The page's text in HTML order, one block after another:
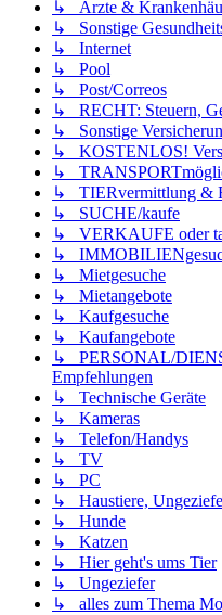
↳ Ärzte &
↳ Sonstige
↳ Internet
↳ Pool
↳ Post/Correos
↳ RECHT: Steuern,
↳ Sonstige
↳ KOSTENLOS!
↳
↳ TIERvermittlung &
↳ SUCHE/kaufe
↳ VERKAUFE oder
↳
↳ Mietgesuche
↳ Mietangebote
↳ Kaufgesuche
↳ Kaufangebote
↳ PERSONAL/
Empfehlungen
↳ Technische Geräte
↳ Kameras
↳ Telefon/Handys
↳ TV
↳ PC
↳ Haustiere,
↳ Hunde
↳ Katzen
↳ Hier geht's ums Tier
↳ Ungeziefer
↳ alles zum Thema